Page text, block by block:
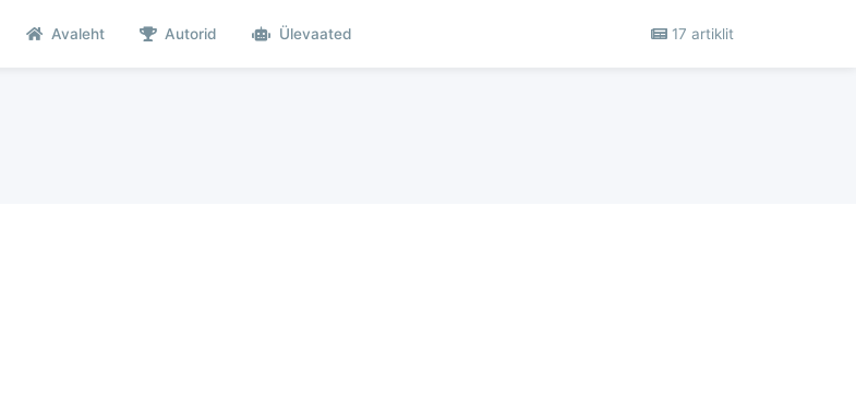
Avaleht Autorid Ülevaated 17 artiklit